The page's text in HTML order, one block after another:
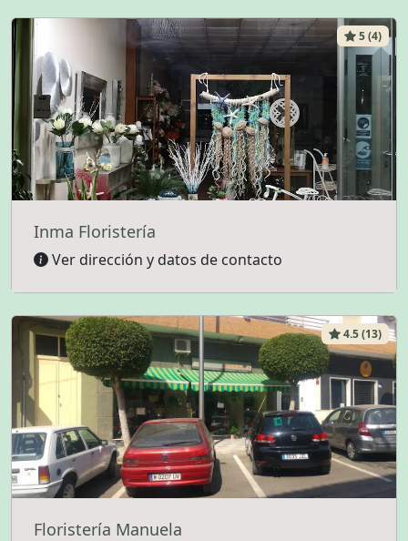
5 (4)
Inma Floristería
Ver dirección y datos de contacto
4.5 (13)
Floristería Manuela